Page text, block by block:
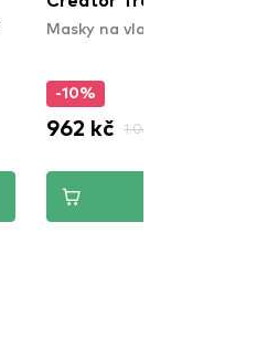
Masky na vlasy
-10%
962 kč 1.069 kč